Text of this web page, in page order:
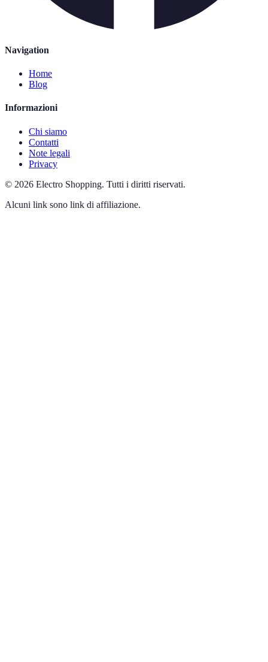
Navigation
Home
Blog
Informazioni
Chi siamo
Contatti
Note legali
Privacy
© 2026 Electro Shopping. Tutti i diritti riservati.
Alcuni link sono link di affiliazione.